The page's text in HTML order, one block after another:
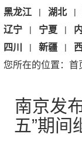
黑龙江 | 湖北 |
辽宁 | 宁夏 |
四川 | 新疆 |
您所在的位置： 首
南京发
五”期间